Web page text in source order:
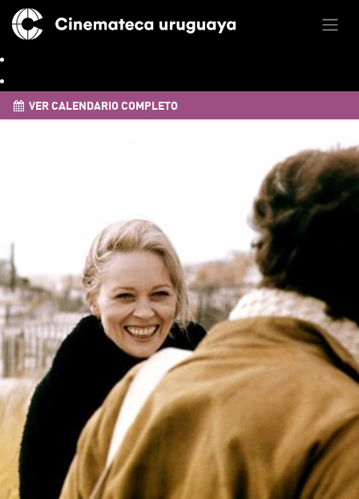
VER CALENDARIO COMPLETO